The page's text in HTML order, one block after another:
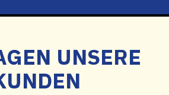
UNSERE